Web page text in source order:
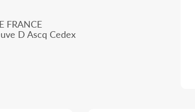
FRANCE
D Ascq Cedex